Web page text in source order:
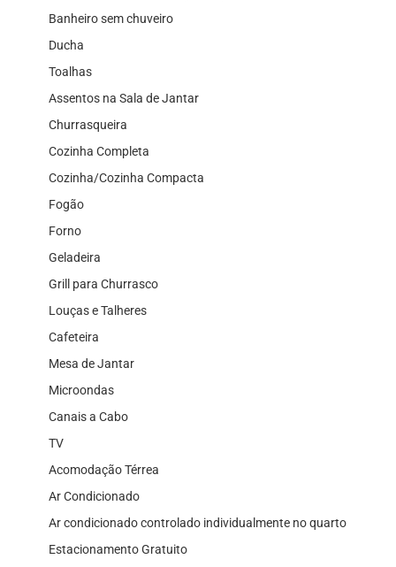
Banheiro sem chuveiro
Ducha
Toalhas
Assentos na Sala de Jantar
Churrasqueira
Cozinha Completa
Cozinha/Cozinha Compacta
Fogão
Forno
Geladeira
Grill para Churrasco
Louças e Talheres
Cafeteira
Mesa de Jantar
Microondas
Canais a Cabo
TV
Acomodação Térrea
Ar Condicionado
Ar condicionado controlado individualmente no quarto
Estacionamento Gratuito